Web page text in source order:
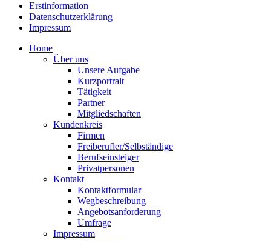
Erstinformation
Datenschutzerklärung
Impressum
Home
Über uns
Unsere Aufgabe
Kurzportrait
Tätigkeit
Partner
Mitgliedschaften
Kundenkreis
Firmen
Freiberufler/Selbständige
Berufseinsteiger
Privatpersonen
Kontakt
Kontaktformular
Wegbeschreibung
Angebotsanforderung
Umfrage
Impressum